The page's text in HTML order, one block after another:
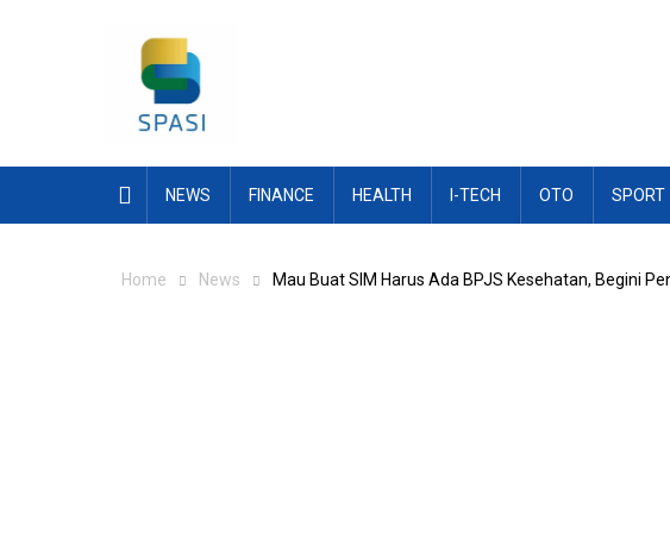
NEWS FINANCE HEALTH I-TECH OTO SPORT
Home News Mau Buat SIM Harus Ada BPJS Kesehatan, Begini